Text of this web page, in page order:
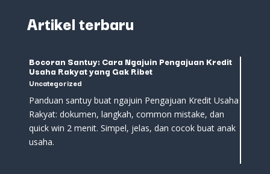
Artikel terbaru
Bocoran Santuy: Cara Ngajuin Pengajuan Kredit
Usaha Rakyat yang Gak Ribet
Uncategorized
Panduan santuy buat ngajuin Pengajuan Kredit Usaha
Rakyat: dokumen, langkah, common mistake, dan
quick win 2 menit. Simpel, jelas, dan cocok buat anak
usaha.